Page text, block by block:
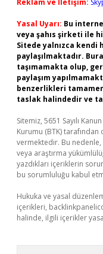
Reklam ve İletişim:
Yasal Uyarı: Bu
veya şahıs şirketi ile
Sitede yalnızca kendi
paylaşılmaktadır.
taşımamakta olup,
paylaşım
benzerlikleri
taslak halindedir ve
Sitemiz, 5651 Sayılı
Kurumu (BTK) tarafından
vermektedir. Bu
veya araştırma
yazdıkları içeriklerin
bu sorumluluğu kabul
Hukuka ve yasal
içerikleri,
halinde, ilgili içerikler